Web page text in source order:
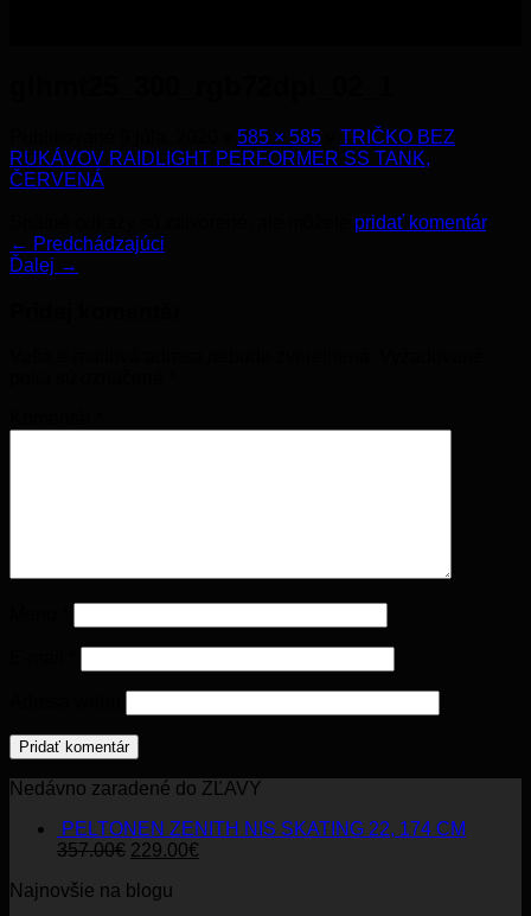
585 × 585
TRIČKO BEZ
RUKÁVOV RAIDLIGHT PERFORMER SS TANK,
ČERVENÁ
pridať komentár.
← Predchádzajúci
Ďalej →
Nedávno zaradené do ZĽAVY
PELTONEN ZENITH NIS SKATING 22, 174 CM
357.00€ Original
was:
229.00€
Najnovšie na blogu